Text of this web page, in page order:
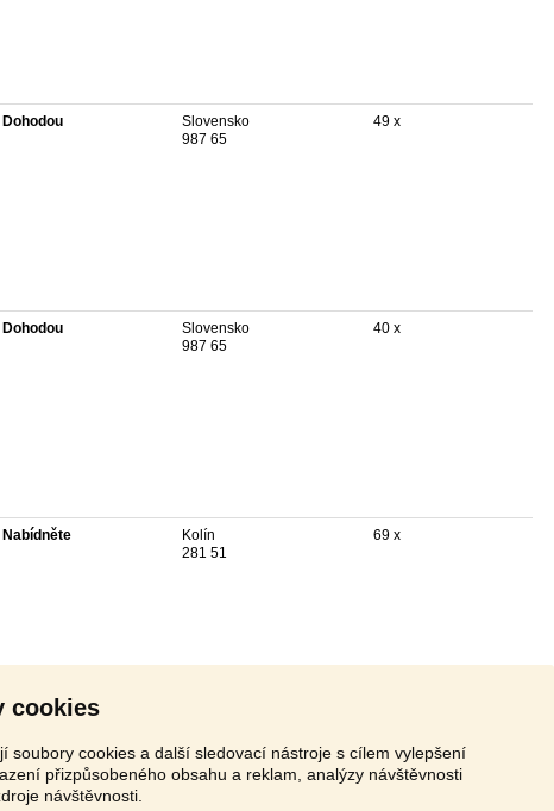
cookies
soubory cookies a další sledovací nástroje s cílem vylepšení
přizpůsobeného obsahu a reklam, analýzy návštěvnosti
návštěvnosti.
Dohodou
Slovensko
987 65
49 x
Dohodou
Slovensko
987 65
40 x
Nabídněte
Kolín
281 51
69 x